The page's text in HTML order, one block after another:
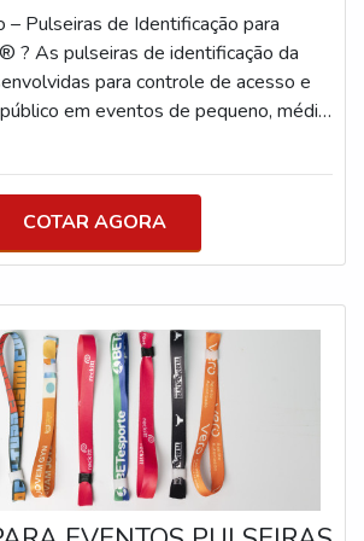
– Pulseiras de Identificação para
? As pulseiras de identificação da
para controle de acesso e
em eventos de pequeno, médio
(curto, médio ou longo prazo),
personalização e durabilidade com
composta por
que atendem tanto à necessidade
categorização de público e proteção
Recomendados
de Tecido (Festival Wristband®)
Comprimento: 35cm
acetinado Impressão:
ou frente e verso Corte: HotCut
COTAR AGORA